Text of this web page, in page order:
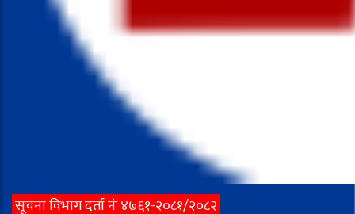
सूचना विभाग दर्ता नंः ४७६१-२०८१/२०८२